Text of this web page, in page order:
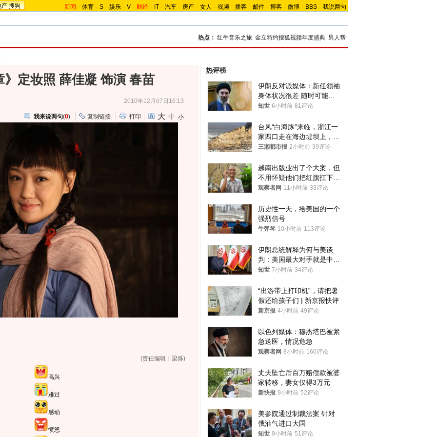
产 搜狗 新闻 - 体育 - S - 娱乐 - V - 财经 - IT - 汽车 - 房产 - 女人 - 视频 - 播客 - 邮件 - 博客 - 微博 - BBS - 我说两句
热点： 红牛音乐之旅 金立特约搜狐视频年度盛典 男人帮
定妆照 薛佳凝 饰演 春苗
2010年12月07日16:13
我来说两句(0) 复制链接 打印 大 中 小
(责任编辑：梁烁)
高兴
难过
感动
愤怒
热评榜
伊朗反对派媒体：新任领袖
身体状况很差 随时可能离
世
知世 6小时前 81评论
台风“白海豚”来临，浙江一
家四口走在海边堤坝上，其
中9岁男孩被巨浪卷入海
三湘都市报 2小时前 39评论
越南出版业出了个大案，但
不用怀疑他们把红旗扛下去
的决心
观察者网 11小时前 33评论
历史性一天，给美国的一个
强烈信号
牛弹琴 10小时前 113评论
伊朗总统解释为何与美谈
判：美国最大对手就是中
国，但他们也在对话
知世 7小时前 34评论
“出游带上打印机”，请把暑
假还给孩子们 | 新京报快评
新京报 4小时前 49评论
以色列媒体：穆杰塔巴被紧
急送医，情况危急
观察者网 8小时前 160评论
丈夫坠亡后百万赔偿款被婆
家转移，妻女仅得3万元
新快报 9小时前 52评论
美参院通过制裁法案 针对
俄油气进口大国
知世 9小时前 51评论